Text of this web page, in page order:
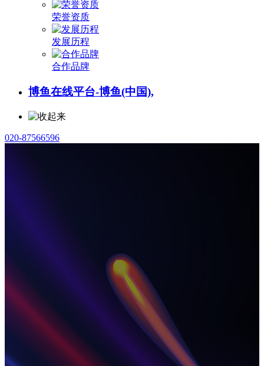
荣誉资质
发展历程
合作品牌
博鱼在线平台-博鱼(中国),
020-87566596